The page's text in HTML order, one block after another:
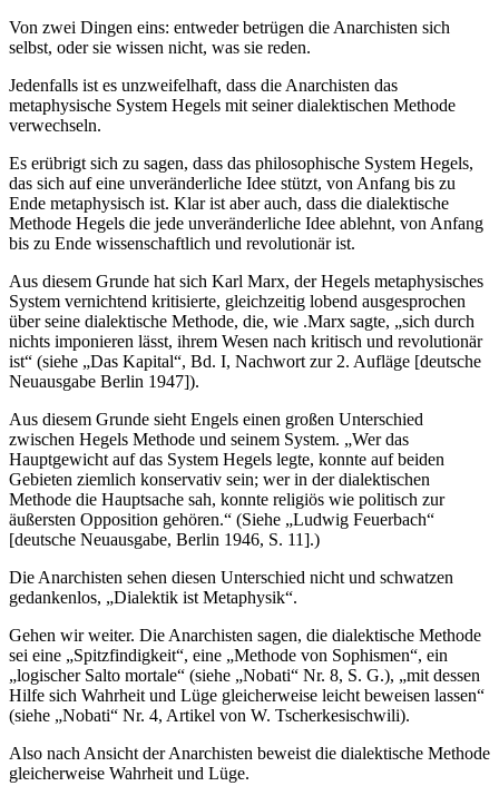
Von zwei Dingen eins: entweder betrügen die Anarchisten sich
selbst, oder sie wissen nicht, was sie reden.
Jedenfalls ist es unzweifelhaft, dass die Anarchisten das
metaphysische System Hegels mit seiner dialektischen Methode
verwechseln.
Es erübrigt sich zu sagen, dass das philosophische System Hegels,
das sich auf eine unveränderliche Idee stützt, von Anfang bis zu
Ende metaphysisch ist. Klar ist aber auch, dass die dialektische
Methode Hegels die jede unveränderliche Idee ablehnt, von Anfang
bis zu Ende wissenschaftlich und revolutionär ist.
Aus diesem Grunde hat sich Karl Marx, der Hegels metaphysisches
System vernichtend kritisierte, gleichzeitig lobend ausgesprochen
über seine dialektische Methode, die, wie .Marx sagte, „sich durch
nichts imponieren lässt, ihrem Wesen nach kritisch und revolutionär
ist“ (siehe „Das Kapital“, Bd. I, Nachwort zur 2. Aufläge [deutsche
Neuausgabe Berlin 1947]).
Aus diesem Grunde sieht Engels einen großen Unterschied
zwischen Hegels Methode und seinem System. „Wer das
Hauptgewicht auf das System Hegels legte, konnte auf beiden
Gebieten ziemlich konservativ sein; wer in der dialektischen
Methode die Hauptsache sah, konnte religiös wie politisch zur
äußersten Opposition gehören.“ (Siehe „Ludwig Feuerbach“
[deutsche Neuausgabe, Berlin 1946, S. 11].)
Die Anarchisten sehen diesen Unterschied nicht und schwatzen
gedankenlos, „Dialektik ist Metaphysik“.
Gehen wir weiter. Die Anarchisten sagen, die dialektische Methode
sei eine „Spitzfindigkeit“, eine „Methode von Sophismen“, ein
„logischer Salto mortale“ (siehe „Nobati“ Nr. 8, S. G.), „mit dessen
Hilfe sich Wahrheit und Lüge gleicherweise leicht beweisen lassen“
(siehe „Nobati“ Nr. 4, Artikel von W. Tscherkesischwili).
Also nach Ansicht der Anarchisten beweist die dialektische Methode
gleicherweise Wahrheit und Lüge.